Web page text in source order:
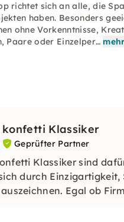
richtet sich an alle, die
haben. Besonders
ohne Vorkenntnisse,
Paare oder Einzelper…
konfetti Klassiker
Geprüfter Partner
Klassiker sind
durch Einzigartigkeit,
Egal ob